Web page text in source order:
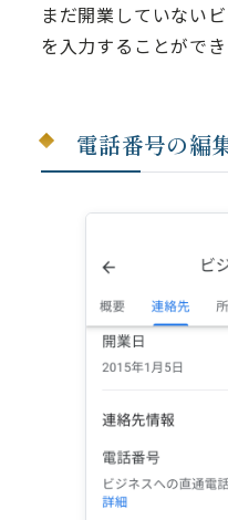
まだ開業していない
を入力することができ
電話番号の編